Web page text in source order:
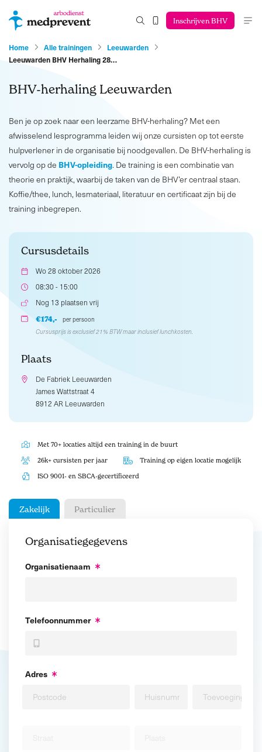
Inschrijven BHV
Home Alle trainingen
Leeuwarden
Leeuwarden BHV Herhaling 28…
BHV-herhaling Leeuwarden
Ben je op zoek naar een leerzame BHV-herhaling? Met een
afwisselend lesprogramma leiden wij onze cursisten op tot eerste
hulpverlener in de organisatie bij noodgevallen. De BHV-herhaling is
vervolg op de BHV-opleiding. De training is een combinatie van
theorie en praktijk, waarbij de taken van de BHV’er centraal staan.
Koffie/thee, lunch, lesmateriaal, literatuur en certificaat zijn bij de
training inbegrepen.
Cursusdetails
Wo 28 oktober 2026
08:30 - 15:00
Nog 13 plaatsen vrij
€174,-
per persoon
Cursusprijs is exclusief 21% BTW maar inclusief lunchkosten.
Plaats
De Fabriek Leeuwarden
James Wattstraat 4
8912 AR Leeuwarden
Met 70+ locaties altijd een training in de buurt
26k+ cursisten per jaar Training op eigen locatie mogelijk
ISO 9001- en SBCA-gecertificeerd
Zakelijk Particulier
Organisatiegegevens
Organisatienaam
Telefoonnummer
Adres